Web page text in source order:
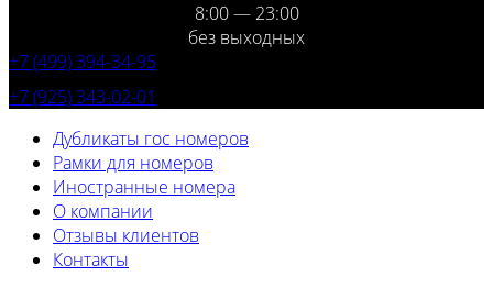
8:00 — 23:00
без выходных
+7 (499) 394-34-95
+7 (925) 343-02-01
Дубликаты гос номеров
Рамки для номеров
Иностранные номера
О компании
Отзывы клиентов
Контакты